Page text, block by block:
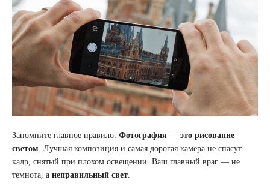
Запомните главное правило: Фотография — это рисование
светом. Лучшая композиция и самая дорогая камера не спасут
кадр, снятый при плохом освещении. Ваш главный враг — не
темнота, а неправильный свет.